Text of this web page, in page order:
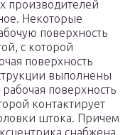
производителей
Некоторые
поверхность
с которой
поверхность
выполнены
поверхность
контактирует
штока. Причем
снабжена